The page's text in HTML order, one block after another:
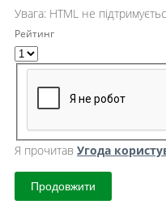
Увага: HTML не
Рейтинг
Я прочитав Угода
Продовжити